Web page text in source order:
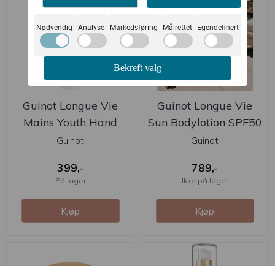
Guinot Longue Vie
Mains Youth Hand
Cream 75ml
Guinot
399,-
På lager
Kjøp
Guinot Longue Vie
Sun Bodylotion SPF50
150ml
Guinot
789,-
Ikke på lager
Kjøp
Nødvendig Analyse Markedsføring Målrettet Egendefinert
Bekreft valg